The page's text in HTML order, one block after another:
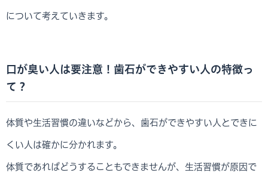
について考えていきます。
口が臭い人は要注意！歯石ができやすい人の特徴っ
て？
体質や生活習慣の違いなどから、歯石ができやすい人とできに
くい人は確かに分かれます。
体質であればどうすることもできませんが、生活習慣が原因で